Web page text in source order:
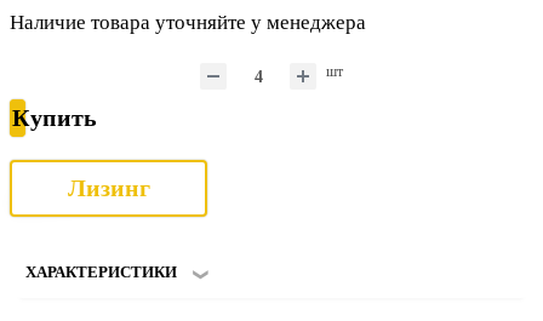
Наличие товара уточняйте у менеджера
шт
Купить
Лизинг
ХАРАКТЕРИСТИКИ